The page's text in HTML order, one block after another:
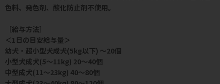
色料、発色剤、酸化防止剤不使用。
［給与方法］
＜1日の目安給与量＞
幼犬・超小型犬成犬(5kg以下) ～20個
小型犬成犬(5～11kg) 20～40個
中型成犬(11～23kg) 40～80個